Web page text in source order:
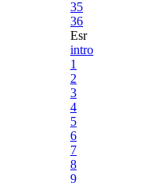
35
36
Esr
intro
1
2
3
4
5
6
7
8
9